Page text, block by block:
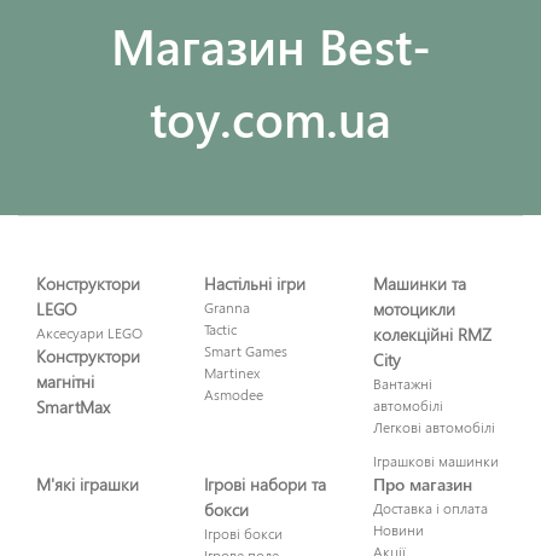
Maгазин Best-
toy.com.ua
Конструктори
LEGO
Аксесуари LEGO
Конструктори
магнітні
SmartMax
Настільні ігри
Granna
Tactic
Smart Games
Martinex
Asmodee
Машинки та
мотоцикли
колекційні RMZ
City
Вантажні
автомобілі
Легкові автомобілі
Іграшкові машинки
М'які іграшки
Ігрові набори та
бокси
Ігрові бокси
Про магазин
Доставка і оплата
Новини
Акції